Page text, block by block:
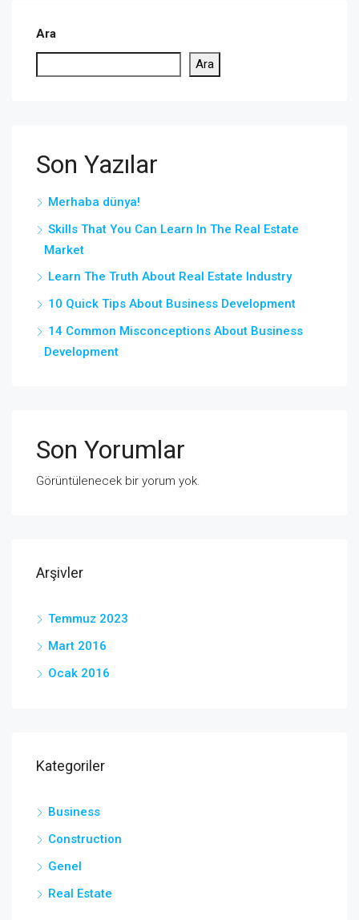
Ara
Ara
Son Yazılar
Merhaba dünya!
Skills That You Can Learn In The Real Estate
Market
Learn The Truth About Real Estate Industry
10 Quick Tips About Business Development
14 Common Misconceptions About Business
Development
Son Yorumlar
Görüntülenecek bir yorum yok.
Arşivler
Temmuz 2023
Mart 2016
Ocak 2016
Kategoriler
Business
Construction
Genel
Real Estate